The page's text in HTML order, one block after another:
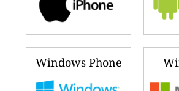
Windows Phone